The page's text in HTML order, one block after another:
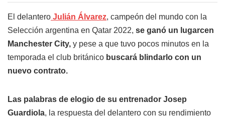
El delantero Julián Álvarez, campeón del mundo con la
Selección argentina en Qatar 2022, se ganó un lugarcen
Manchester City, y pese a que tuvo pocos minutos en la
temporada el club británico buscará blindarlo con un
nuevo contrato.
Las palabras de elogio de su entrenador Josep
Guardiola, la respuesta del delantero con su rendimiento